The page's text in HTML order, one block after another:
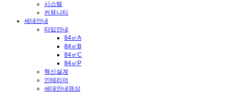
시스템
커뮤니티
세대안내
타입안내
84㎡A
84㎡B
84㎡C
84㎡P
혁신설계
인테리어
세대안내영상